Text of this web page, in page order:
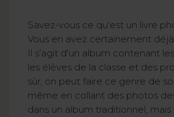
Savez-vous ce qu'est un livre
Vous en avez certainement
Il s'agit d'un album contenant
les élèves de la classe et des
sûr, on peut faire ce genre de
même en collant des photos
dans un album traditionnel,